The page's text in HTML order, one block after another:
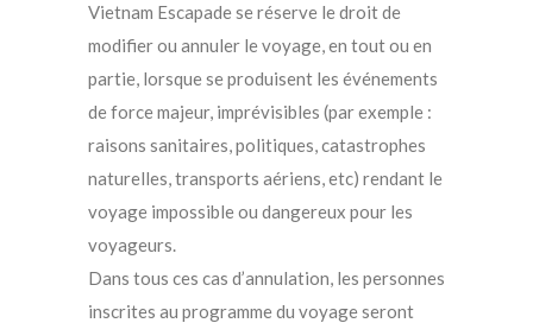
Vietnam Escapade se réserve le droit de
modifier ou annuler le voyage, en tout ou en
partie, lorsque se produisent les événements
de force majeur, imprévisibles (par exemple :
raisons sanitaires, politiques, catastrophes
naturelles, transports aériens, etc) rendant le
voyage impossible ou dangereux pour les
voyageurs.
Dans tous ces cas d’annulation, les personnes
inscrites au programme du voyage seront